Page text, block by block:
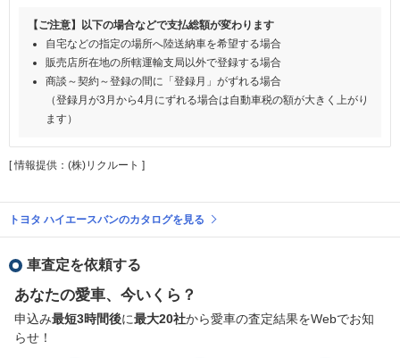
【ご注意】以下の場合などで支払総額が変わります
自宅などの指定の場所へ陸送納車を希望する場合
販売店所在地の所轄運輸支局以外で登録する場合
商談～契約～登録の間に「登録月」がずれる場合
（登録月が3月から4月にずれる場合は自動車税の額が大きく上がり
ます）
[ 情報提供：(株)リクルート ]
トヨタ ハイエースバンのカタログを見る
車査定を依頼する
あなたの愛車、今いくら？
申込み最短3時間後に最大20社から愛車の査定結果をWebでお知
らせ！